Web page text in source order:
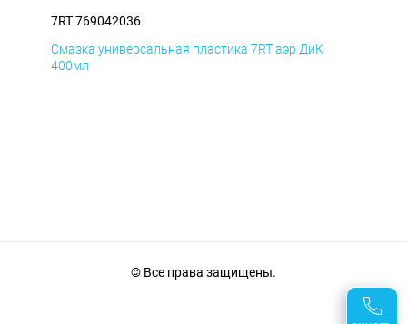
7RT 769042036
Смазка универсальная пластика 7RT аэр ДиК
400мл
© Все права защищены.